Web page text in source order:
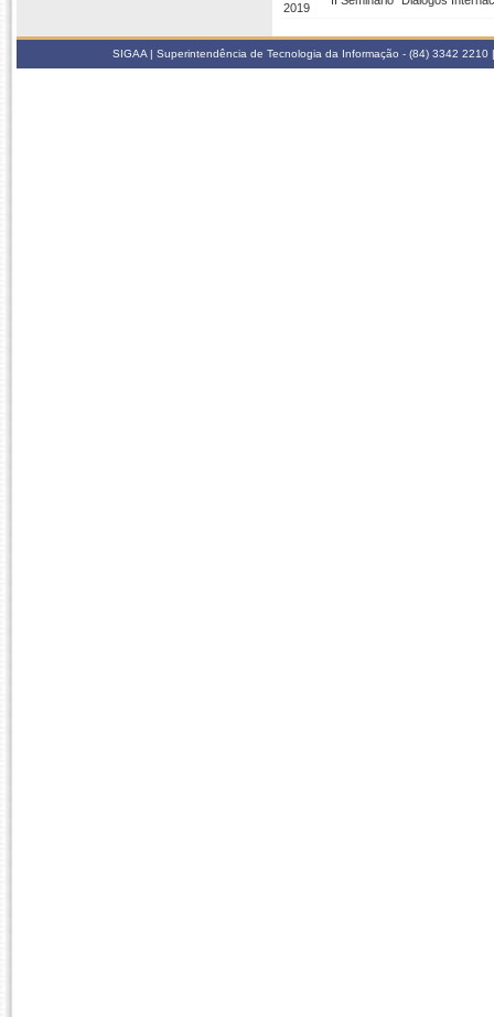
2019
SIGAA | Superintendência de Tecnologia da Informação - (84) 3342